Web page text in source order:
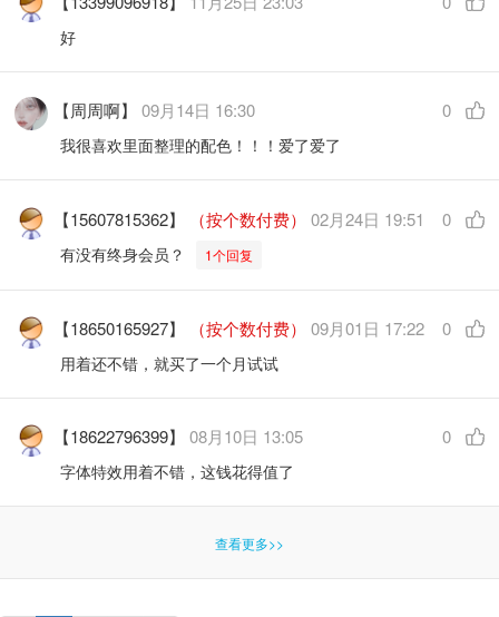
好
【周周啊】09月14日 16:30 0
我很喜欢里面整理的配色！！！爱了爱了
【15607815362】 （按个数付费） 02月24日 19:51 0
有没有终身会员？ 1个回复
【18650165927】 （按个数付费） 09月01日 17:22 0
用着还不错，就买了一个月试试
【18622796399】08月10日 13:05 0
字体特效用着不错，这钱花得值了
查看更多>>